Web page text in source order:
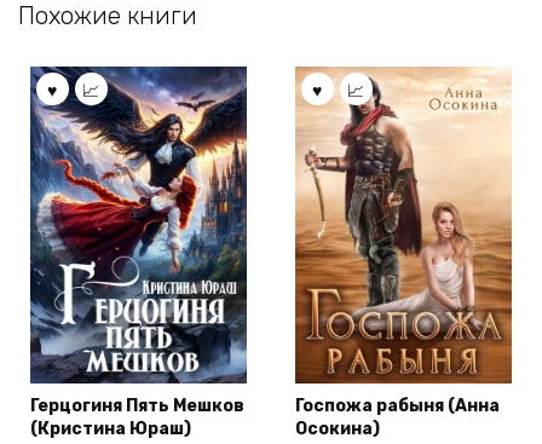
Похожие книги
Герцогиня Пять Мешков
(Кристина Юраш)
Госпожа рабыня (Анна
Осокина)